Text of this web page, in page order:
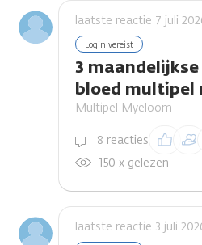
laatste reactie 7 juli
Login vereist
3
bloed multipel
Multipel Myeloom
8 reacties Inloggen
reactie
150 x gelezen
laatste reactie 3 juli